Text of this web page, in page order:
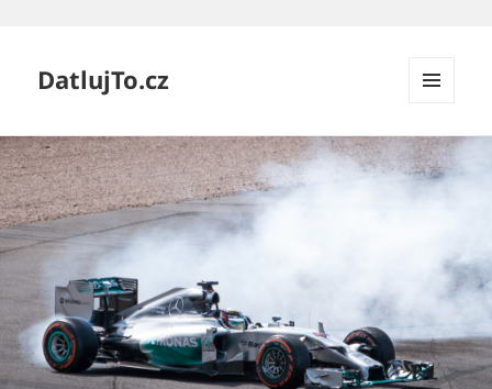
DatlujTo.cz
WIDGETY